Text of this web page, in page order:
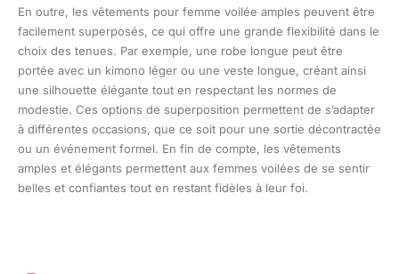
En outre, les vêtements pour femme voilée amples peuvent être
facilement superposés, ce qui offre une grande flexibilité dans le
choix des tenues. Par exemple, une robe longue peut être
portée avec un kimono léger ou une veste longue, créant ainsi
une silhouette élégante tout en respectant les normes de
modestie. Ces options de superposition permettent de s’adapter
à différentes occasions, que ce soit pour une sortie décontractée
ou un événement formel. En fin de compte, les vêtements
amples et élégants permettent aux femmes voilées de se sentir
belles et confiantes tout en restant fidèles à leur foi.